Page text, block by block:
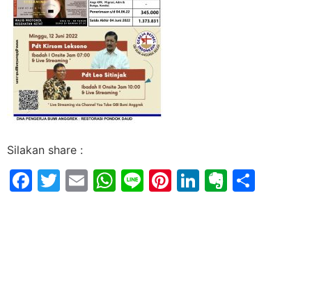
Silakan share :
Facebook
Twitter
EmailWhatsApp
LinePinterest
LinkedIn